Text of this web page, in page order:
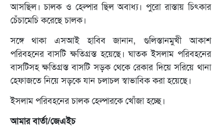
আসছিল। চালক ও হেল্পার ছিল অবাধ্য। পুরো রাস্তায় চিৎকার
চেঁচামেচি করেছে চালক।
সঙ্গে থাকা এসআই হাবিব জানান, গুলিস্তানমুখী আকাশ
পরিবহনের বাসটি ক্ষতিগ্রস্ত হয়েছে। ঘাতক ইসলাম পরিবহনের
বাসটিসহ ক্ষতিগ্রস্ত বাসটি সড়ক থেকে রেকার দিয়ে সরিয়ে থানা
হেফাজতে নিয়ে সড়কে যান চলাচল স্বাভাবিক করা হয়েছে।
ইসলাম পরিবহনের চালক হেল্পারকে খোঁজা হচ্ছে।
আমার বার্তা/জেএইচ